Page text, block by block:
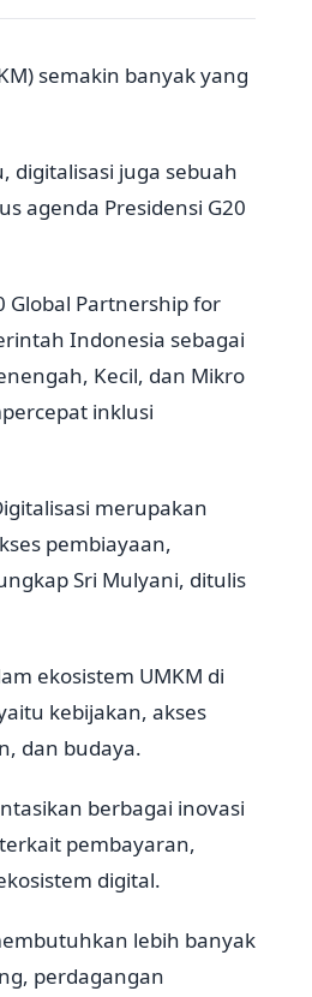
semakin banyak yang
digitalisasi juga sebuah
agenda Presidensi G20
Global Partnership for
Indonesia sebagai
Kecil, dan Mikro
inklusi
merupakan
pembiayaan,
Sri Mulyani, ditulis
ekosistem UMKM di
kebijakan, akses
dan budaya.
berbagai inovasi
pembayaran,
digital.
lebih banyak
perdagangan